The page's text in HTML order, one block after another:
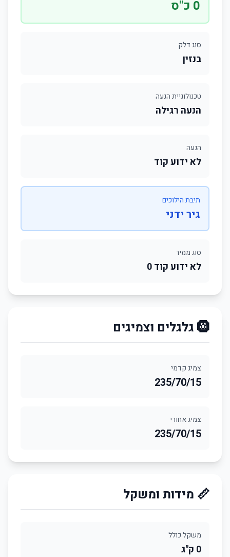
0 כ"ס
סוג דלק
בנזין
טכנולוגיית הנעה
הנעה רגילה
הנעה
לא ידוע קוד
תיבת הילוכים
גיר ידני
סוג ממיר
לא ידוע קוד 0
🛞 גלגלים וצמיגים
צמיג קדמי
235/70/15
צמיג אחורי
235/70/15
📏 מידות ומשקל
משקל כולל
0 ק"ג